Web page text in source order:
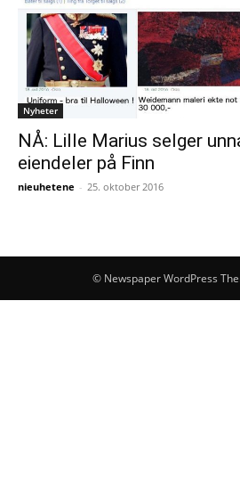
Nyheter
NÅ: Lille Marius selger
eiendeler på Finn
nieuhetene - 25. oktober 2016
© Newspaper WordPress